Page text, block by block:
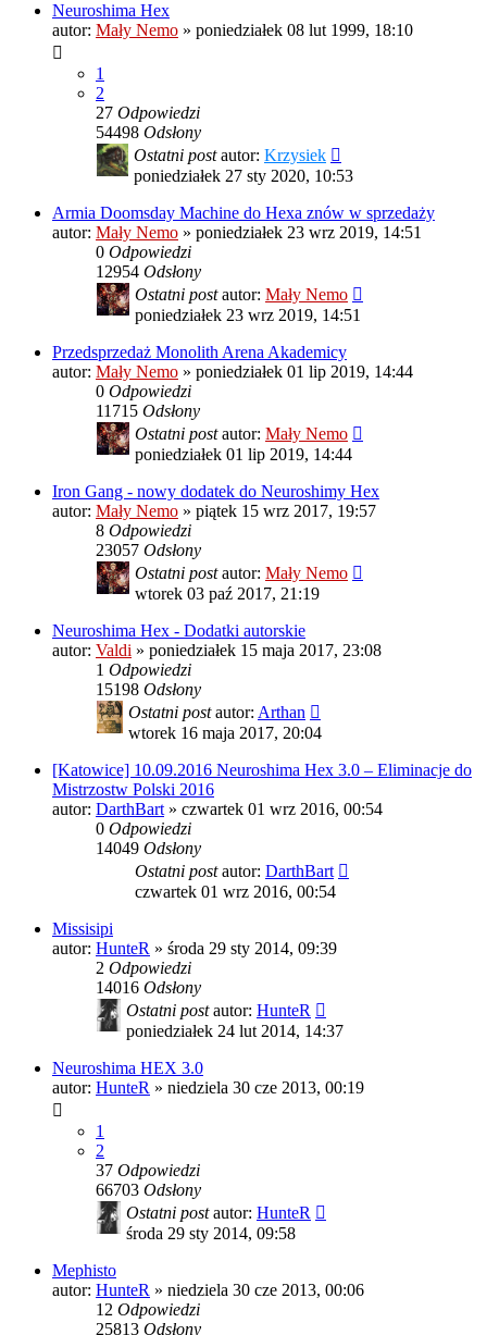
Neuroshima Hex
autor: Mały Nemo » poniedziałek 08 lut 1999, 18:10
1
2
27 Odpowiedzi
54498 Odsłony
Ostatni postautor: Krzysiek
poniedziałek 27 sty 2020, 10:53
Armia Doomsday Machine do Hexa znów w sprzedaży
autor: Mały Nemo » poniedziałek 23 wrz 2019, 14:51
0 Odpowiedzi
12954 Odsłony
Ostatni postautor: Mały Nemo
poniedziałek 23 wrz 2019, 14:51
Przedsprzedaż Monolith Arena Akademicy
autor: Mały Nemo » poniedziałek 01 lip 2019, 14:44
0 Odpowiedzi
11715 Odsłony
Ostatni postautor: Mały Nemo
poniedziałek 01 lip 2019, 14:44
Iron Gang - nowy dodatek do Neuroshimy Hex
autor: Mały Nemo » piątek 15 wrz 2017, 19:57
8 Odpowiedzi
23057 Odsłony
Ostatni postautor: Mały Nemo
wtorek 03 paź 2017, 21:19
Neuroshima Hex - Dodatki autorskie
autor: Valdi » poniedziałek 15 maja 2017, 23:08
1 Odpowiedzi
15198 Odsłony
Ostatni postautor: Arthan
wtorek 16 maja 2017, 20:04
[Katowice] 10.09.2016 Neuroshima Hex 3.0 – Eliminacje do
Mistrzostw Polski 2016
autor: DarthBart» czwartek 01 wrz 2016, 00:54
0 Odpowiedzi
14049 Odsłony
Ostatni postautor: DarthBart
czwartek 01 wrz 2016, 00:54
Missisipi
autor: HunteR » środa 29 sty 2014, 09:39
2 Odpowiedzi
14016 Odsłony
Ostatni postautor: HunteR
poniedziałek 24 lut 2014, 14:37
Neuroshima HEX 3.0
autor: HunteR » niedziela 30 cze 2013, 00:19
1
2
37 Odpowiedzi
66703 Odsłony
Ostatni postautor: HunteR
środa 29 sty 2014, 09:58
Mephisto
autor: HunteR » niedziela 30 cze 2013, 00:06
12 Odpowiedzi
25813 Odsłony